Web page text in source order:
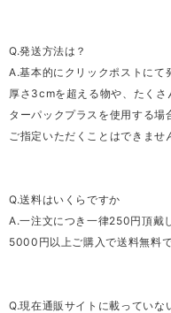
Q.発送方法は？
A.基本的にクリックポストにて
厚さ3cmを超える物や、たく
ターパックプラスを使用する
ご指定いただくことはできませ
Q.送料はいくらですか
A.一注文につき一律250円頂戴
5000円以上ご購入で送料無料
Q.現在通販サイトに載っていな